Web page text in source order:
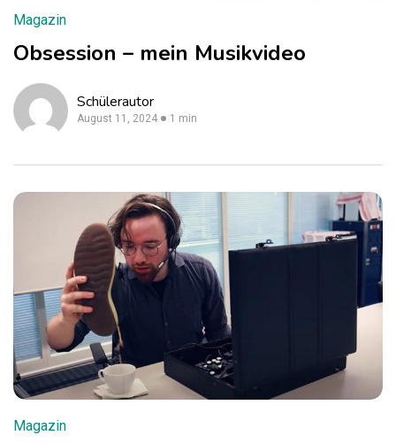
Magazin
Obsession – mein Musikvideo
Schülerautor
August 11, 2024 1 min
Magazin